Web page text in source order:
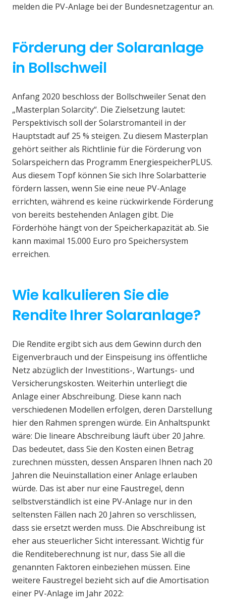
melden die PV-Anlage bei der Bundesnetzagentur an.
Förderung der Solaranlage
in Bollschweil
Anfang 2020 beschloss der Bollschweiler Senat den
„Masterplan Solarcity“. Die Zielsetzung lautet:
Perspektivisch soll der Solarstromanteil in der
Hauptstadt auf 25 % steigen. Zu diesem Masterplan
gehört seither als Richtlinie für die Förderung von
Solarspeichern das Programm EnergiespeicherPLUS.
Aus diesem Topf können Sie sich Ihre Solarbatterie
fördern lassen, wenn Sie eine neue PV-Anlage
errichten, während es keine rückwirkende Förderung
von bereits bestehenden Anlagen gibt. Die
Förderhöhe hängt von der Speicherkapazität ab. Sie
kann maximal 15.000 Euro pro Speichersystem
erreichen.
Wie kalkulieren Sie die
Rendite Ihrer Solaranlage?
Die Rendite ergibt sich aus dem Gewinn durch den
Eigenverbrauch und der Einspeisung ins öffentliche
Netz abzüglich der Investitions-, Wartungs- und
Versicherungskosten. Weiterhin unterliegt die
Anlage einer Abschreibung. Diese kann nach
verschiedenen Modellen erfolgen, deren Darstellung
hier den Rahmen sprengen würde. Ein Anhaltspunkt
wäre: Die lineare Abschreibung läuft über 20 Jahre.
Das bedeutet, dass Sie den Kosten einen Betrag
zurechnen müssten, dessen Ansparen Ihnen nach 20
Jahren die Neuinstallation einer Anlage erlauben
würde. Das ist aber nur eine Faustregel, denn
selbstverständlich ist eine PV-Anlage nur in den
seltensten Fällen nach 20 Jahren so verschlissen,
dass sie ersetzt werden muss. Die Abschreibung ist
eher aus steuerlicher Sicht interessant. Wichtig für
die Renditeberechnung ist nur, dass Sie all die
genannten Faktoren einbeziehen müssen. Eine
weitere Faustregel bezieht sich auf die Amortisation
einer PV-Anlage im Jahr 2022: